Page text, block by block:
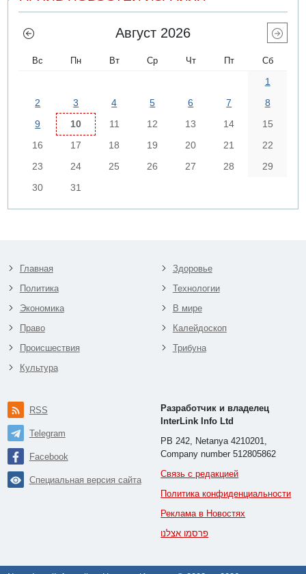
Август 2026
Вс Пн Вт Ср Чт Пт Сб
1
2
3 4 5 6 7
8
9
10 11 12 13 14
15
16
17 18 19 20 21
22
23
24 25 26 27 28
29
30
31
Главная
Политика
Экономика
Право
Происшествия
Культура
Здоровье
Технологии
В мире
Калейдоскоп
Трибуна
RSS
Telegram
Facebook
Специальная версия сайта
Разработчик и владелец
InterLink Info Ltd
PB 242, Netanya 4210201,
Company number 512805862
Связь с редакцией
Политика конфиденциальности
Реклама в Новостях
פרסמו אצלנו